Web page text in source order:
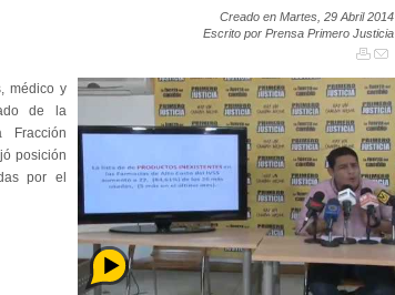
Creado en Martes, 29 Abril 2014
Escrito por Prensa Primero Justicia
médico y
de la
posición
por el